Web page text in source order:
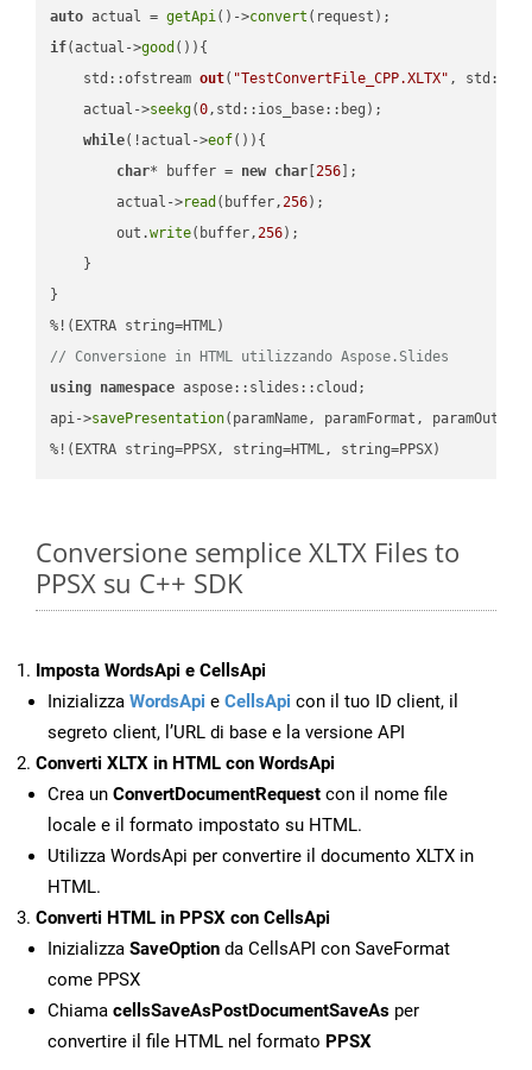
auto actual = getApi()->convert
if(actual->good ()){
std::ofstream out( "TestConvertFile_CPP.XLTX" ,
    actual->
seekg(0,std::ios_base::beg);
while(!actual->eof()){
char* buffer = new char [256 ];
        actual->
read (buffer,256);
        out.
write(buffer,256);
    }
}
// Conversione in HTML utilizzando Aspose.Slides
using namespace aspose::slides::cloud;
api->savePresentation(paramName, paramFormat,
%!(EXTRA string=PPSX, string=HTML, string=PPSX)
Conversione semplice XLTX Files to
PPSX su C++ SDK
Imposta WordsApi e CellsApi
Inizializza WordsApi e CellsApi con il tuo ID client, il
segreto client, l’URL di base e la versione API
Converti XLTX in HTML con WordsApi
Crea un ConvertDocumentRequest con il nome file
locale e il formato impostato su HTML.
Utilizza WordsApi per convertire il documento XLTX in
HTML.
Converti HTML in PPSX con CellsApi
Inizializza SaveOption da CellsAPI con SaveFormat
come PPSX
Chiama cellsSaveAsPostDocumentSaveAs per
convertire il file HTML nel formato PPSX